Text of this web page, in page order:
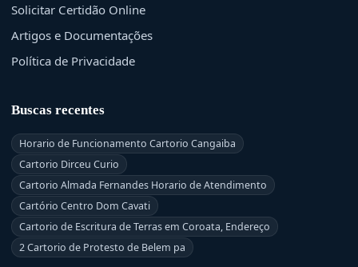
Solicitar Certidão Online
Artigos e Documentações
Política de Privacidade
Buscas recentes
Horario de Funcionamento Cartorio Cangaiba
Cartorio Dirceu Curio
Cartorio Almada Fernandes Horario de Atendimento
Cartório Centro Dom Cavati
Cartorio de Escritura de Terras em Coroata, Endereço
2 Cartorio de Protesto de Belem pa